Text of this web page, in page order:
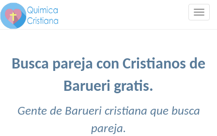
Busca pareja con Cristianos de
Barueri gratis.
Gente de Barueri cristiana que busca
pareja.